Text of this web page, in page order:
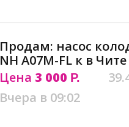
Продам: насос
NH A07M-FL к в Чите
Цена 3 000 Р.
Вчера в 09:02